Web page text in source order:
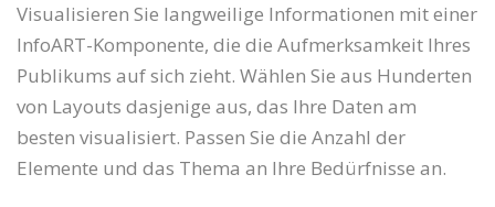
Visualisieren Sie langweilige Informationen mit einer
InfoART-Komponente, die die Aufmerksamkeit Ihres
Publikums auf sich zieht. Wählen Sie aus Hunderten
von Layouts dasjenige aus, das Ihre Daten am
besten visualisiert. Passen Sie die Anzahl der
Elemente und das Thema an Ihre Bedürfnisse an.